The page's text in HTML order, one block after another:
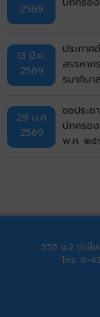
2569
13 มี.ค.
2569
ประกาศ
สรรหาก
รมาภิบ
29 ม.ค
2569
ขอประ
ปกครอ
พ.ศ. ๒
555 ม.2 ถ.เลี่
โทร. 0-